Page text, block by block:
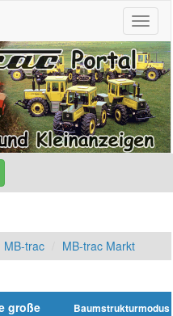
MB-trac MB-trac Markt
Baumstrukturmodus
große